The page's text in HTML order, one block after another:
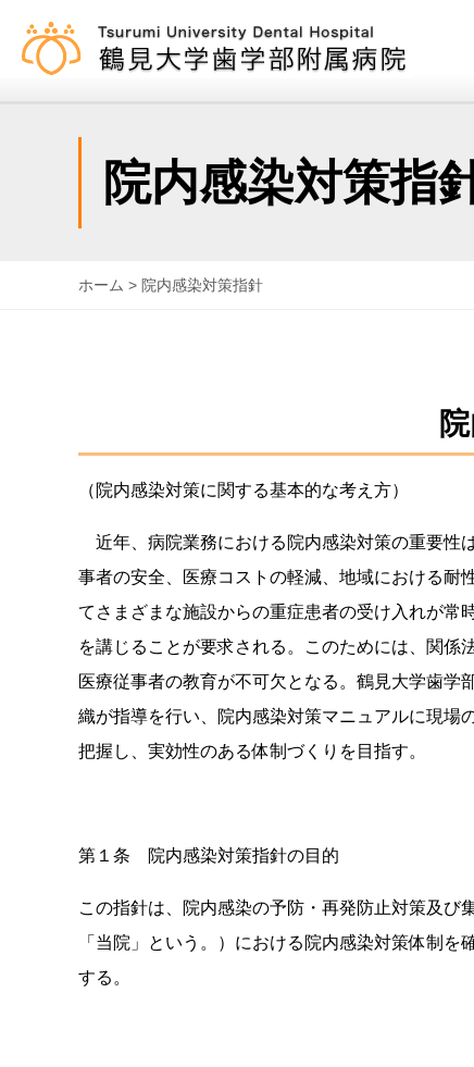
みんなにあった専門医が
院内感染対策指
ホーム > 院内感染対策指針
（院内感染対策に関する基本的な考え方）
近年、病院業務における院内感染対策の重要性
事者の安全、医療コストの軽減、地域における耐
てさまざまな施設からの重症患者の受け入れが常
を講じることが要求される。このためには、関係
医療従事者の教育が不可欠となる。鶴見大学歯学
織が指導を行い、院内感染対策マニュアルに現場
把握し、実効性のある体制づくりを目指す。
第１条 院内感染対策指針の目的
この指針は、院内感染の予防・再発防止対策及び
「当院」という。）における院内感染対策体制
する。